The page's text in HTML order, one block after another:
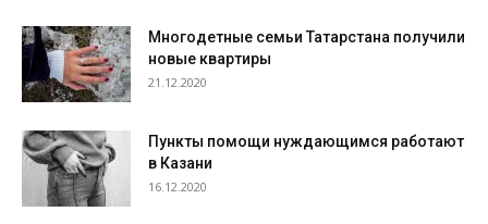
Многодетные семьи Татарстана получили
новые квартиры
21.12.2020
Пункты помощи нуждающимся работают
в Казани
16.12.2020